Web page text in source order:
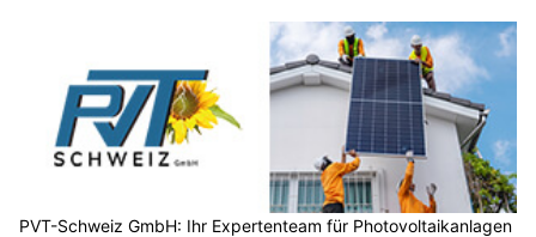
PVT-Schweiz GmbH: Ihr Expertenteam für Photovoltaikanlagen